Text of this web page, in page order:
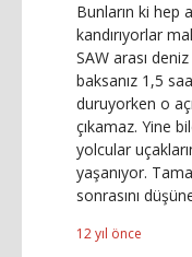
Bunların ki hep
kandırıyorlar
SAW arası
baksanız 1,5
duruyorken o
çıkamaz. Yine
yolcular
yaşanıyor.
sonrasını
12 yıl önce